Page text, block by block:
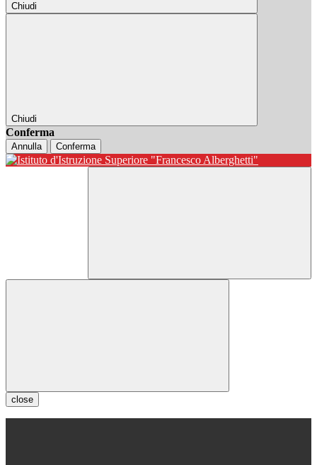
Chiudi
Chiudi
Conferma
Annulla Conferma
close